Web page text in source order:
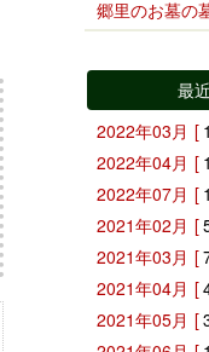
郷里のお墓の
最
2022年03月 [ 1
2022年04月 [ 1
2022年07月 [ 1
2021年02月 [
2021年03月 [
2021年04月 [
2021年05月 [